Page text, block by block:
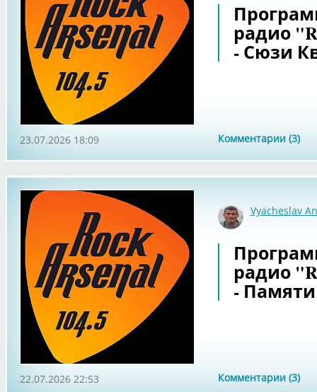
радио
- Сюзи
Комментарии (3)
23.07.2026 18:09
Vyacheslav
радио
- Памяти
Комментарии (3)
22.07.2026 22:53